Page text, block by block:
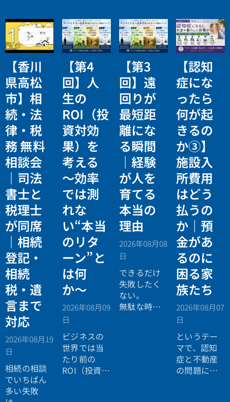
【香川
県高松
市】相
続・法
律・税
務 無料
相談会
｜司法
書士と
税理士
が同席
｜相続
登記・
相続
税・遺
言まで
対応
2026年08月19
日
相続の相談
でいちばん
多い失敗
【第4
回】人
生の
ROI（投
資対効
果）を
考える
〜効率
では測
れな
い“本当
のリタ
ーン”と
は何
か〜
2026年08月09
日
ビジネスの
世界では当
たり前の
ROI（投資対
【第3
回】遠
回りが
最短距
離にな
る瞬間
｜経験
が人を
育てる
本当の
理由
2026年08月08
日
できるだけ
失敗したく
ない。
無駄な時間
【認知
症にな
ったら
何が起
きるの
か③】
施設入
所費用
はどう
払うの
か｜預
金があ
るのに
困る家
族たち
2026年08月07
日
というテー
マで、認知
症と不動産
の問題につ